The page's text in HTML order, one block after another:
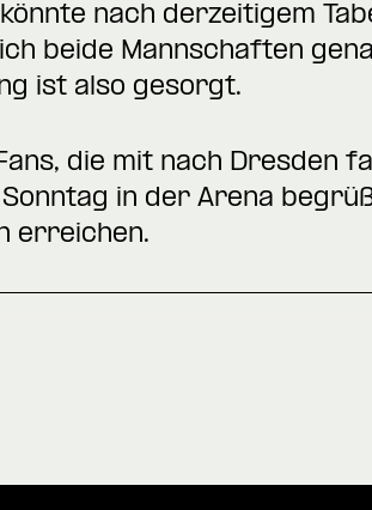
nach derzeitigem
beide Mannschaften
ist also gesorgt.
die mit nach Dresden
in der Arena
erreichen.